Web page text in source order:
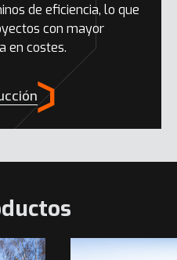
de eficiencia, lo que
con mayor
en costes.